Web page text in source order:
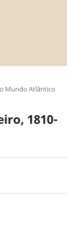
Mundo Atlântico
1810-